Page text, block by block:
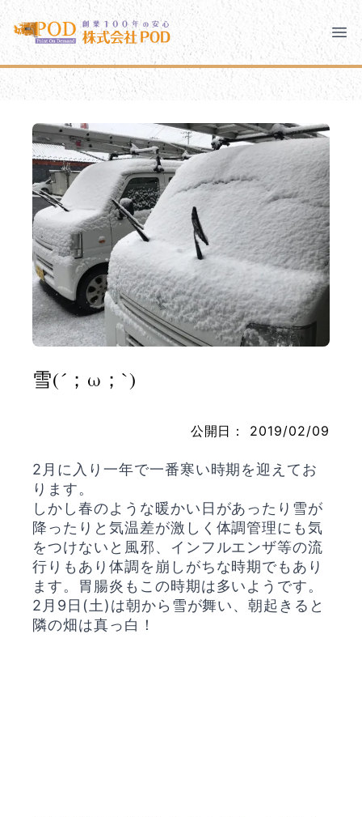
メインコンテンツにスキップ
株式会社ペイント・オン・デマンド
千葉の外壁塗装・屋根塗装なら創業100年の安心 ペイン
株式会社ペイント・オン・デマンド
モバイルメニュー
PODのまちづくり 安心の取り組み
ご相談と流れ よくあるご質問
PODについて
お問い合わせ
雪(´；ω；`)
公開日： 2019/02/09
2月に入り一年で一番寒い時期を迎えてお
ります。
しかし春のような暖かい日があったり雪が
降ったりと気温差が激しく体調管理にも気
をつけないと風邪、インフルエンザ等の流
行りもあり体調を崩しがちな時期でもあり
ます。胃腸炎もこの時期は多いようです。
2月9日(土)は朝から雪が舞い、朝起きると
隣の畑は真っ白！